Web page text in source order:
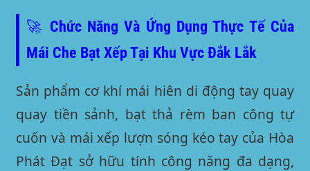
🚀 Chức Năng Và Ứng Dụng Thực Tế Của
Mái Che Bạt Xếp Tại Khu Vực Đắk Lắk
Sản phẩm cơ khí mái hiên di động tay quay
quay tiền sảnh, bạt thả rèm ban công tự
cuốn và mái xếp lượn sóng kéo tay của Hòa
Phát Đạt sở hữu tính công năng đa dạng,